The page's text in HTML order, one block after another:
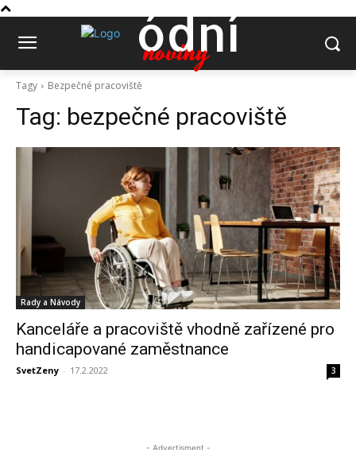
ódní
noviny
Tagy Bezpečné pracoviště
Tag: bezpečné pracoviště
Rady a Návody
Kanceláře a pracoviště vhodně zařízené pro
handicapované zaměstnance
SvetZeny - 17.2.2022 3
- Advertisment -